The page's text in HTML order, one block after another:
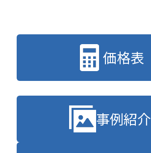
価格表
事例紹介